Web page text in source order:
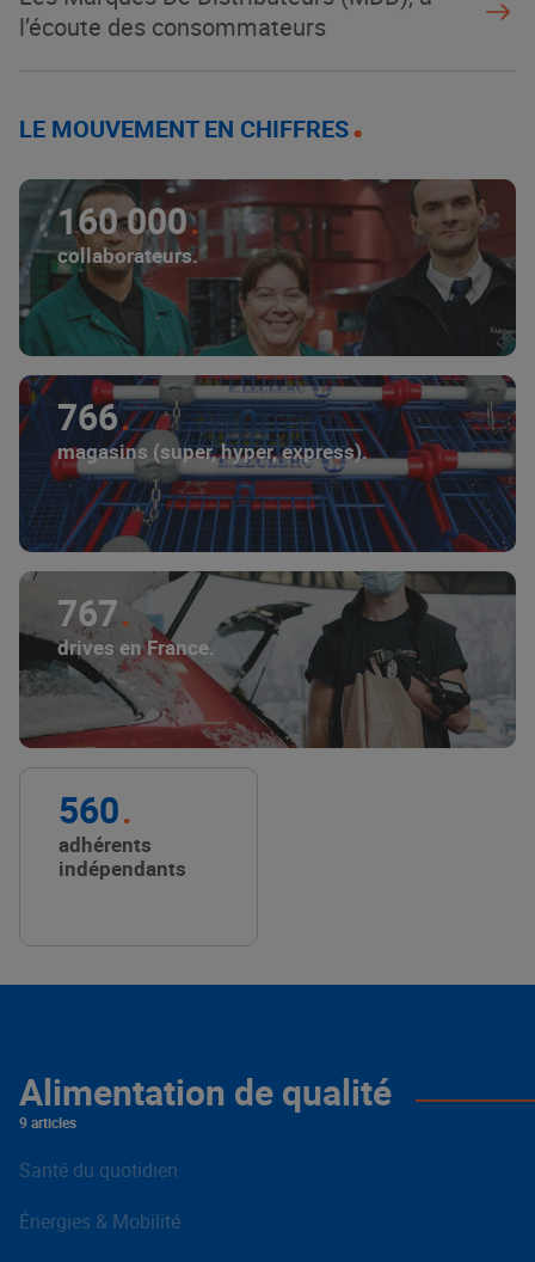
l’écoute des consommateurs
LE MOUVEMENT EN CHIFFRES
160 000
collaborateurs.
766
magasins (super, hyper, express).
767
drives en France.
560
adhérents
indépendants
Alimentation de qualité
9 articles
Santé du quotidien
Énergies & Mobilité